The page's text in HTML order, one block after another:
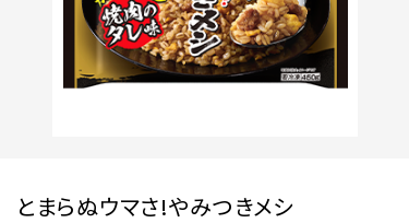
とまらぬウマさ!やみつきメシ